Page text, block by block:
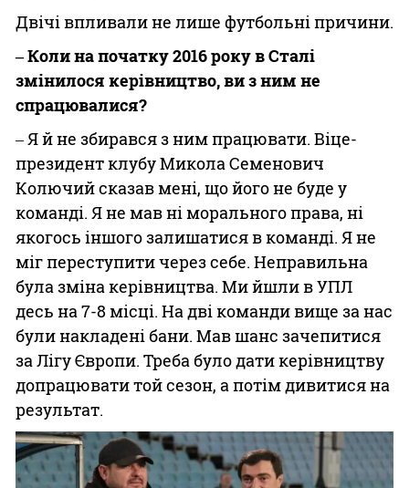
Двічі впливали не лише футбольні причини.
‒ Коли на початку 2016 року в Сталі
змінилося керівництво, ви з ним не
спрацювалися?
‒ Я й не збирався з ним працювати. Віце-
президент клубу Микола Семенович
Колючий сказав мені, що його не буде у
команді. Я не мав ні морального права, ні
якогось іншого залишатися в команді. Я не
міг переступити через себе. Неправильна
була зміна керівництва. Ми йшли в УПЛ
десь на 7-8 місці. На дві команди вище за нас
були накладені бани. Мав шанс зачепитися
за Лігу Європи. Треба було дати керівництву
допрацювати той сезон, а потім дивитися на
результат.